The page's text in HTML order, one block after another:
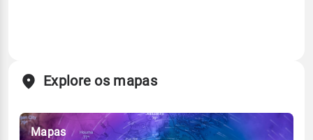
Explore os mapas
Mapas